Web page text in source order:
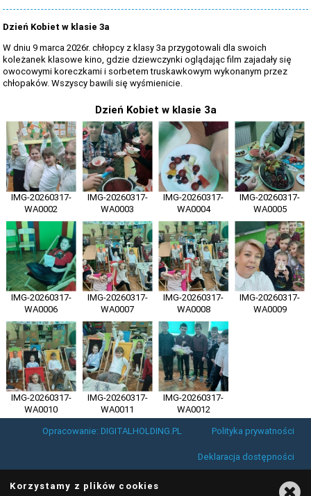
Dzień Kobiet w klasie 3a
W dniu 9 marca 2026r. chłopcy z klasy 3a przygotowali dla swoich
koleżanek klasowe kino, gdzie dziewczynki oglądając film zajadały się
owocowymi koreczkami i sorbetem truskawkowym wykonanym przez
chłopaków. Wszyscy bawili się wyśmienicie.
Dzień Kobiet w klasie 3a
IMG-20260317-
WA0002
IMG-20260317-
WA0003
IMG-20260317-
WA0004
IMG-20260317-
WA0005
IMG-20260317-
WA0006
IMG-20260317-
WA0007
IMG-20260317-
WA0008
IMG-20260317-
WA0009
IMG-20260317-
WA0010
IMG-20260317-
WA0011
IMG-20260317-
WA0012
Opracowanie: DIGITALHOLDING.PL
Polityka prywatności
Deklaracja dostępności
Korzystamy z plików cookies